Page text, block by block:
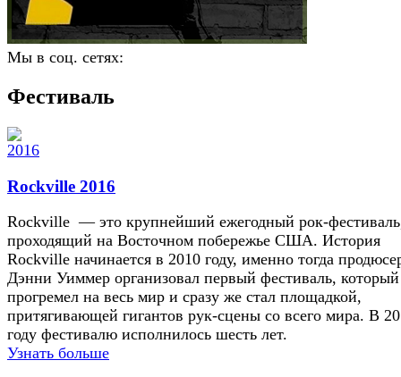
Мы в соц. сетях:
Фестиваль
Rockville 2016
Rockville — это крупнейший ежегодный рок-
проходящий на Восточном побережье США. История
Rockville начинается в 2010 году, именно тогда
Дэнни Уиммер организовал первый фестиваль, который
прогремел на весь мир и сразу же стал площадкой,
притягивающей гигантов рук-сцены со всего мира. В
году фестивалю исполнилось шесть лет.
Узнать больше